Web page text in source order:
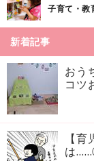
子育て・教
新着記事
おう
コツ
【
は